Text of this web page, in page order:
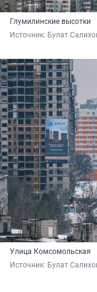
Глумилинские высотки
Источник: Булат
Улица Комсомольская
Источник: Булат